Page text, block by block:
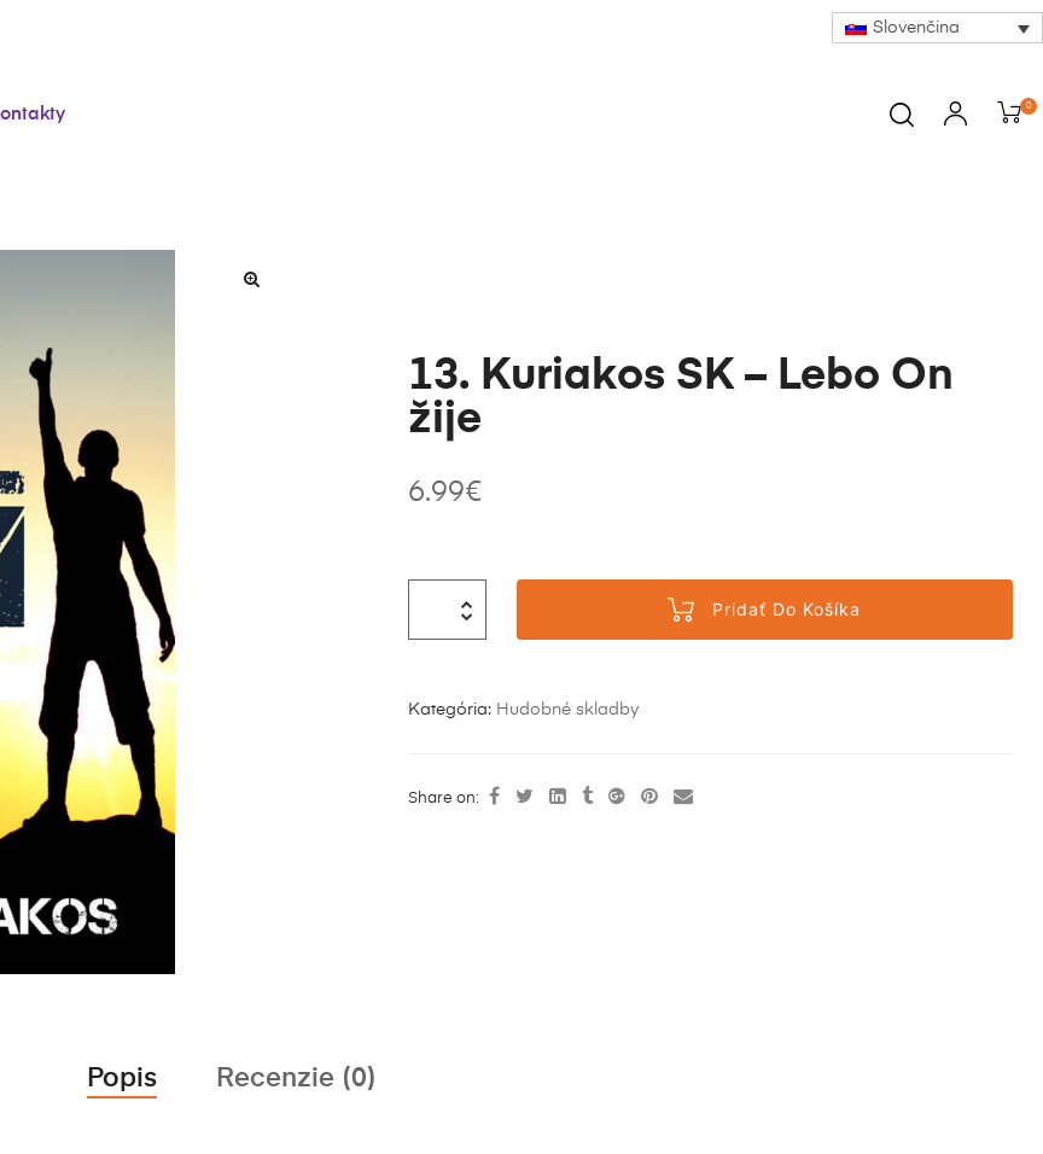
Slovenčina
0
13. Kuriakos SK – Lebo On
žije
6.99€
Pridať Do Košíka
Kategória: Hudobné skladby
Share on:
Popis Recenzie (0)